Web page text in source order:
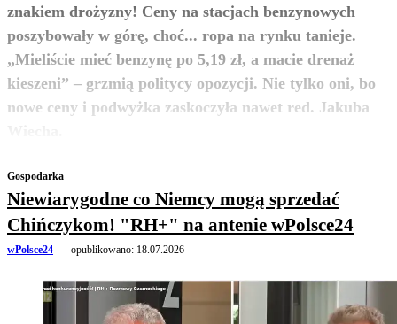
znakiem drożyzny! Ceny na stacjach benzynowych
poszybowały w górę, choć... ropa na rynku tanieje.
„Mieliście mieć benzynę po 5,19 zł, a macie drenaż
kieszeni” – grzmią politycy opozycji. Nie tylko oni, bo
nowe ceny i podwyżka zaskoczyła nawet red. Jakuba
zobacz więcej
Gospodarka
Niewiarygodne co Niemcy mogą sprzedać
Chińczykom! "RH+" na antenie wPolsce24
wPolsce24 opublikowano: 18.07.2026